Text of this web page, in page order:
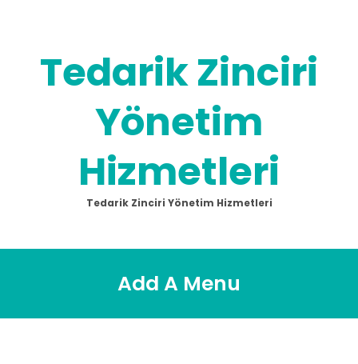
Tedarik Zinciri
Yönetim
Hizmetleri
Tedarik Zinciri Yönetim Hizmetleri
Add A Menu